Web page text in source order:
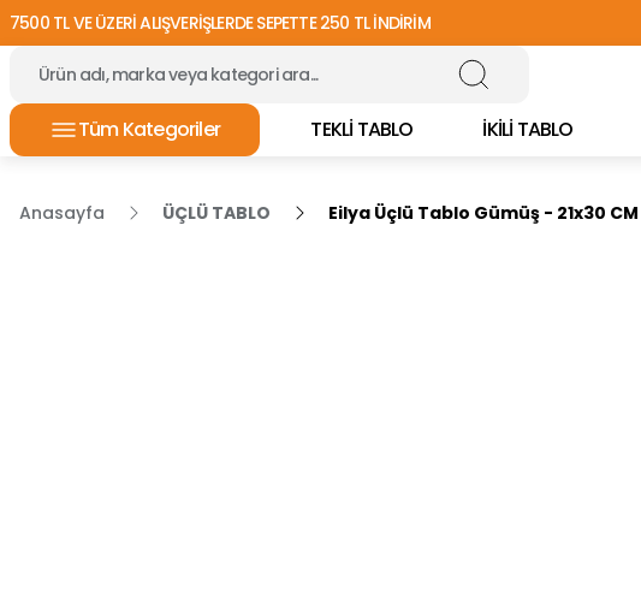
7500 TL VE ÜZERİ ALIŞVERİŞLERDE SEPETTE 250 TL İNDİRİM
Tüm Kategoriler TEKLİ TABLO İKİLİ TABLO
Anasayfa ÜÇLÜ TABLO Eilya Üçlü Tablo Gümüş - 21x30 CM